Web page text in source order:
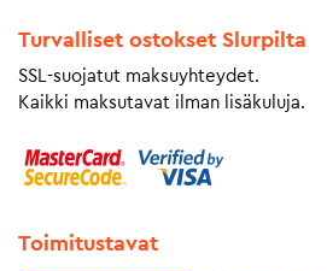
Turvalliset ostokset Slurpilta
SSL-suojatut maksuyhteydet.
Kaikki maksutavat ilman lisäkuluja.
Toimitustavat